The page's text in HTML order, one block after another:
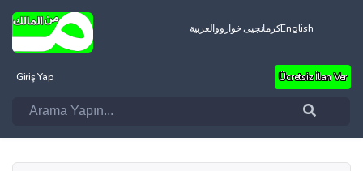
العربيةکرمانجیی خوارووEnglish
Giriş Yap Ücretsiz İlan Ver